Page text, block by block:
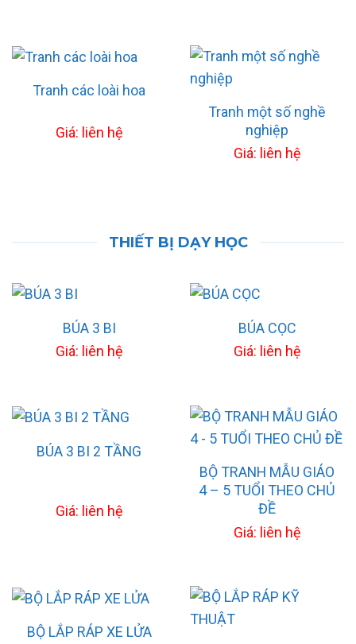
Tranh các loài hoa
Giá: liên hệ
Tranh một số nghề
nghiệp
Giá: liên hệ
THIẾT BỊ DẠY HỌC
BÚA 3 BI
Giá: liên hệ
BÚA CỌC
Giá: liên hệ
BÚA 3 BI 2 TẦNG
Giá: liên hệ
BỘ TRANH MẪU GIÁO
4 – 5 TUỔI THEO CHỦ
ĐỀ
Giá: liên hệ
BỘ LẮP RÁP XE LỬA